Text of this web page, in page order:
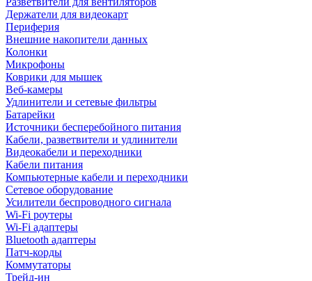
Держатели для видеокарт
Периферия
Внешние накопители данных
Колонки
Микрофоны
Коврики для мышек
Веб-камеры
Удлинители и сетевые фильтры
Батарейки
Источники бесперебойного питания
Кабели, разветвители и удлинители
Видеокабели и переходники
Кабели питания
Компьютерные кабели и переходники
Сетевое оборудование
Усилители беспроводного сигнала
Wi-Fi роутеры
Wi-Fi адаптеры
Bluetooth адаптеры
Патч-корды
Коммутаторы
Трейд-ин